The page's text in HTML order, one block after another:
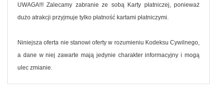
UWAGA!!! Zalecamy zabranie ze sobą Karty płatniczej, ponieważ
dużo atrakcji przyjmuje tylko płatność kartami płatniczymi.
Niniejsza oferta nie stanowi oferty w rozumieniu Kodeksu Cywilnego,
a dane w niej zawarte mają jedynie charakter informacyjny i mogą
ulec zmianie.